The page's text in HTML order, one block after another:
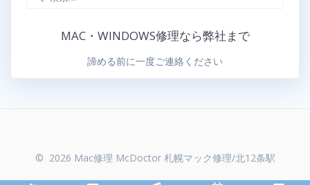
MAC・WINDOWS修理なら弊社まで
諦める前に一度ご連絡ください
© 2026 Mac修理 McDoctor 札幌マック修理/北12条駅